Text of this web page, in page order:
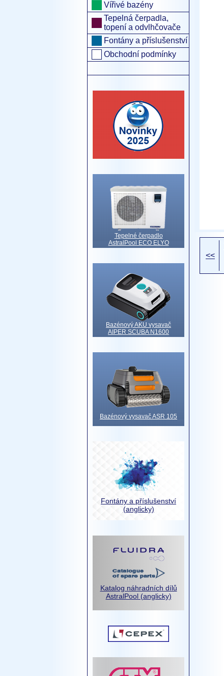
Vířivé bazény
Tepelná čerpadla,
topení a odvlhčovače
Fontány a příslušenství
Obchodní podmínky
Tepelné čerpadlo
AstralPool ECO ELYO
Bazénový AKU vysavač
AIPER SCUBA N1600
Bazénový vysavač ASR 105
Fontány a příslušenství
(anglicky)
Katalog náhradních dílů
AstralPool (anglicky)
<<